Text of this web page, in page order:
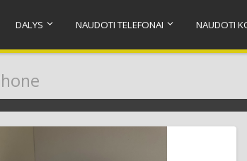
DALYS NAUDOTI TELEFONAI NAUDOTI